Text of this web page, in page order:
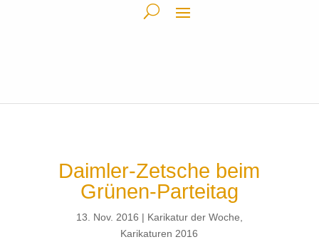
Daimler-Zetsche beim
Grünen-Parteitag
13. Nov. 2016 Karikatur der Woche
Karikaturen 2016